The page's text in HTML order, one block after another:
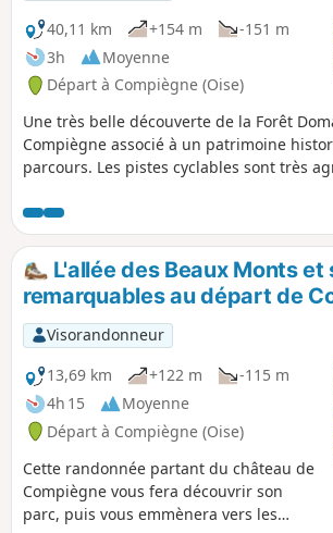
40,11 km
+154 m
-151 m
3h
Moyenne
Départ à Compiègne (Oise)
Une très belle découverte de la Forêt
Compiègne associé à un patrimoine
parcours. Les pistes cyclables sont très
faciles et très proches du circuit.
L'allée des Beaux Monts et
remarquables au départ de
Visorandonneur
13,69 km
+122 m
-115 m
4h 15
Moyenne
Départ à Compiègne (Oise)
Cette randonnée partant du château de
Compiègne vous fera découvrir son
parc, puis vous emmènera vers les